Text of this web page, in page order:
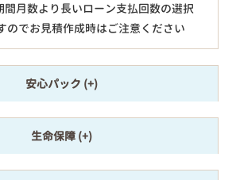
間月数より長いローン支払回数の選択
のでお見積作成時はご注意ください
安心パック
生命保障